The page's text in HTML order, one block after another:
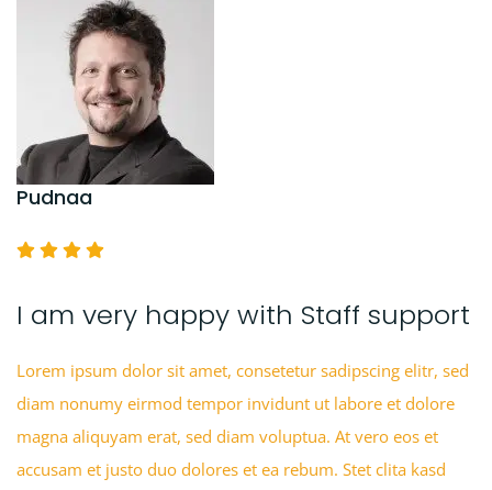
Pudnaa
I am very happy with Staff support
Lorem ipsum dolor sit amet, consetetur sadipscing elitr, sed
diam nonumy eirmod tempor invidunt ut labore et dolore
magna aliquyam erat, sed diam voluptua. At vero eos et
accusam et justo duo dolores et ea rebum. Stet clita kasd